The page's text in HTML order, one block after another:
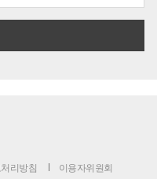
리방침 이용자위원회